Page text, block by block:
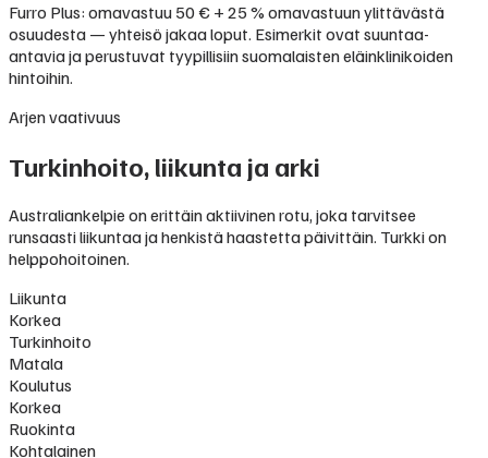
Furro Plus: omavastuu 50 € + 25 % omavastuun ylittävästä
osuudesta — yhteisö jakaa loput. Esimerkit ovat suuntaa-
antavia ja perustuvat tyypillisiin suomalaisten eläinklinikoiden
hintoihin.
Arjen vaativuus
Turkinhoito, liikunta ja arki
Australiankelpie on erittäin aktiivinen rotu, joka tarvitsee
runsaasti liikuntaa ja henkistä haastetta päivittäin. Turkki on
helppohoitoinen.
Liikunta
Korkea
Turkinhoito
Matala
Koulutus
Korkea
Ruokinta
Kohtalainen